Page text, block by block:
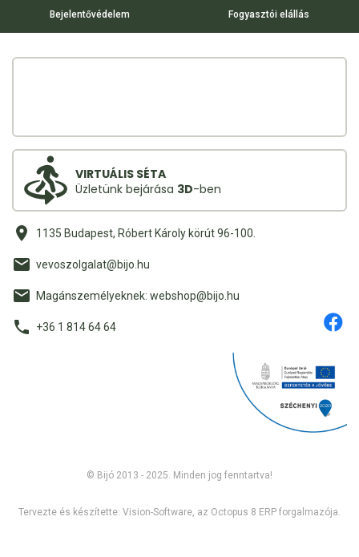
Bejelentővédelem Fogyasztói elállás
VIRTUÁLIS SÉTA
Üzletünk bejárása 3D-ben
1135 Budapest, Róbert Károly körút 96-100.
vevoszolgalat@bijo.hu
Magánszemélyeknek: webshop@bijo.hu
+36 1 814 64 64
Tervezte és készítette: Vision-Software, az Octopus 8 ERP forgalmazója.
© Bijó 2013 - 2025. Minden jog fenntartva!